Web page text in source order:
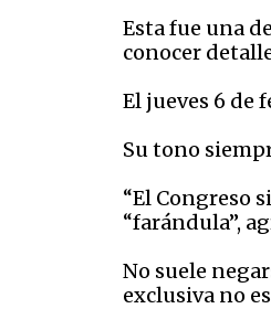
Esta fue una
conocer
El jueves 6 de
Su tono
“El Congreso
“farándula”,
No suele
exclusiva no